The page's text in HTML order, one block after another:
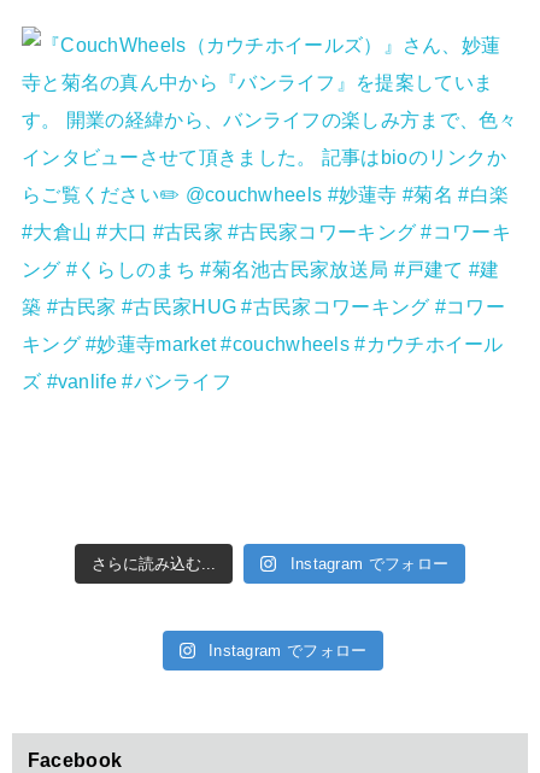
さらに読み込む... Instagram でフォロー
Instagram でフォロー
Facebook